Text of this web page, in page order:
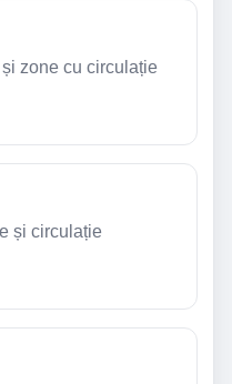
zone cu circulație
și circulație